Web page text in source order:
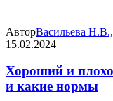
АвторВасильева
15.02.2024
Хороший и
и какие нормы